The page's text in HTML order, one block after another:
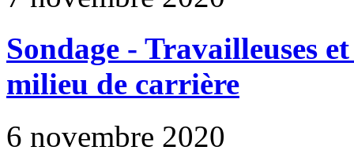
Sondage - Travailleuses
milieu de carrière
6 novembre 2020